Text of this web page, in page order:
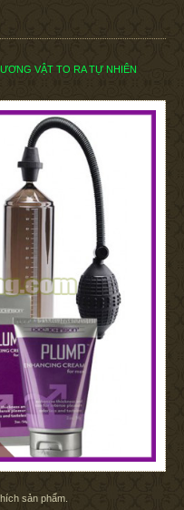
VẬT TO RA TỰ NHIÊN
sản phẩm.